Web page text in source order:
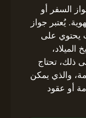
السفر أو
يُعتبر جواز
يحتوي على
ذلك، تحتاج
والذي يمكن
أو عقود